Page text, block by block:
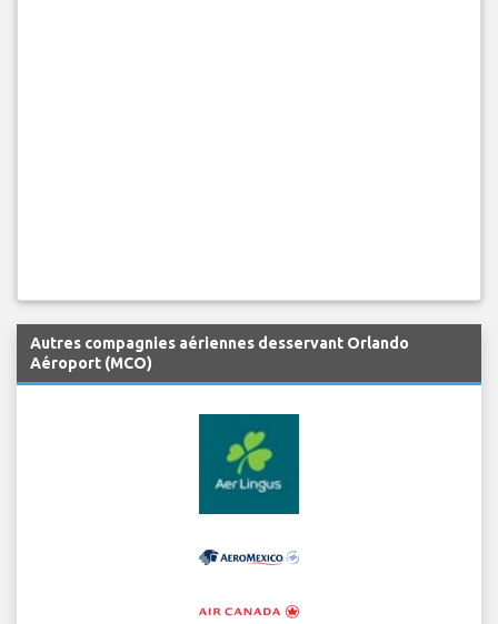
Autres compagnies aériennes desservant Orlando
Aéroport (MCO)